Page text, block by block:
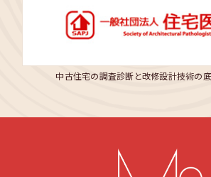
中古住宅の調査診断と改修設計技術の